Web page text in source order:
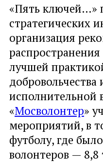
«Пять ключей…»
стратегических
организация
распространения
лучшей
исполнительной
«Мосволонтер»
мероприятий, в
футболу, где
волонтеров — 8,8